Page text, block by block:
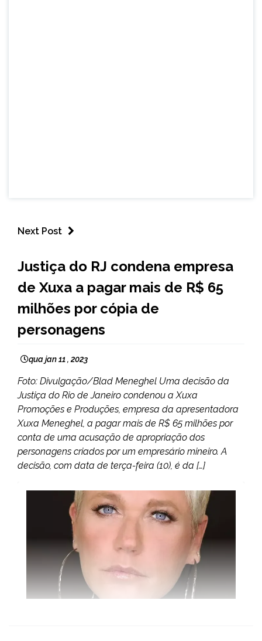
Next Post
NOTÍCIAS
Justiça do RJ condena empresa
de Xuxa a pagar mais de R$ 65
milhões por cópia de
personagens
qua jan 11 , 2023
Foto: Divulgação/Blad Meneghel Uma decisão da
Justiça do Rio de Janeiro condenou a Xuxa
Promoções e Produções, empresa da apresentadora
Xuxa Meneghel, a pagar mais de R$ 65 milhões por
conta de uma acusação de apropriação dos
personagens criados por um empresário mineiro. A
decisão, com data de terça-feira (10), é da […]